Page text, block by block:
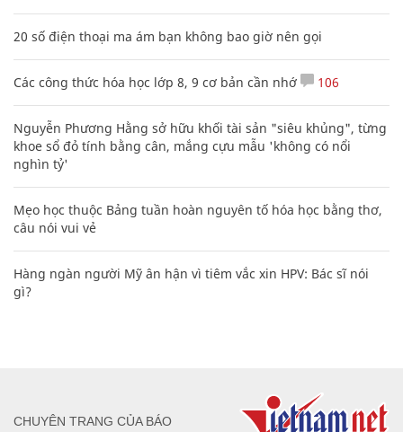
20 số điện thoại ma ám bạn không bao giờ nên gọi
Các công thức hóa học lớp 8, 9 cơ bản cần nhớ 106
Nguyễn Phương Hằng sở hữu khối tài sản "siêu khủng", từng
khoe sổ đỏ tính bằng cân, mắng cựu mẫu 'không có nổi
nghìn tỷ'
Mẹo học thuộc Bảng tuần hoàn nguyên tố hóa học bằng thơ,
câu nói vui vẻ
Hàng ngàn người Mỹ ân hận vì tiêm vắc xin HPV: Bác sĩ nói
gì?
CHUYÊN TRANG CỦA BÁO